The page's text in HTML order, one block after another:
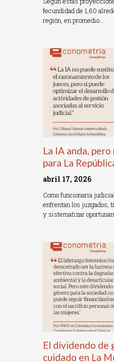
fecundidad de 1,60
región, en promedio…
La IA anda,
para La
abril 17, 2026
Como funcionaria
enfrentan los juzgados,
y sistematizar
El dividendo de
cuidado en La